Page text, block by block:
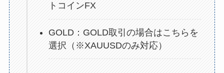
トコインFX
GOLD：GOLD取引の場合はこちらを
選択（※XAUUSDのみ対応）